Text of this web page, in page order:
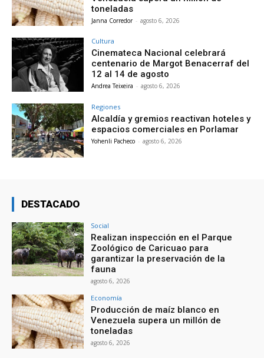
toneladas
Janna Corredor - agosto 6, 2026
Cultura
Cinemateca Nacional celebrará
centenario de Margot Benacerraf del
12 al 14 de agosto
Andrea Teixeira - agosto 6, 2026
Regiones
Alcaldía y gremios reactivan hoteles y
espacios comerciales en Porlamar
Yohenli Pacheco - agosto 6, 2026
DESTACADO
Social
Realizan inspección en el Parque
Zoológico de Caricuao para
garantizar la preservación de la
fauna
agosto 6, 2026
Economía
Producción de maíz blanco en
Venezuela supera un millón de
toneladas
agosto 6, 2026